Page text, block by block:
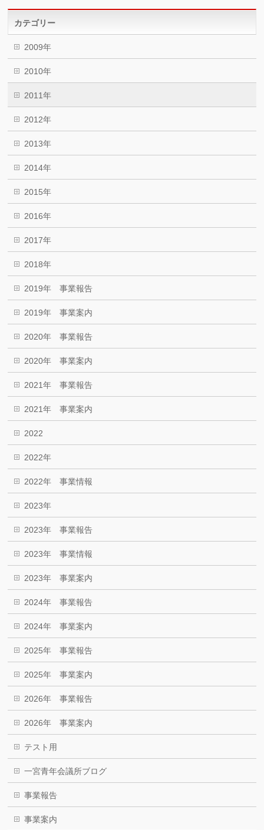
カテゴリー
2009年
2010年
2011年
2012年
2013年
2014年
2015年
2016年
2017年
2018年
2019年 事業報告
2019年 事業案内
2020年 事業報告
2020年 事業案内
2021年 事業報告
2021年 事業案内
2022
2022年
2022年 事業情報
2023年
2023年 事業報告
2023年 事業情報
2023年 事業案内
2024年 事業報告
2024年 事業案内
2025年 事業報告
2025年 事業案内
2026年 事業報告
2026年 事業案内
テスト用
一宮青年会議所ブログ
事業報告
事業案内